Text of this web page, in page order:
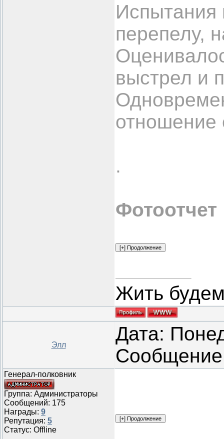
Испытания
перепелу,
выстрел и
отношение
.
Фотоотчет
Жить
Элл
Дата:
Генерал-полковник
Группа: Администраторы
Сообщений: 175
Награды: 9
Репутация: 5
Статус: Offline